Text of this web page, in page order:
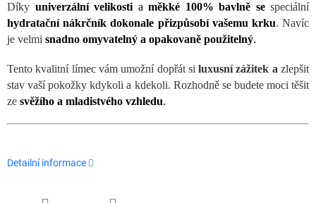
Díky univerzální velikosti a měkké 100% bavlně se speciální
hydratační nákrčník dokonale přizpůsobí vašemu krku. Navíc
je velmi snadno omyvatelný a opakovaně použitelný.
Tento kvalitní límec vám umožní dopřát siluxusní zážitek azlepšit
stav vaší pokožky kdykoli a kdekoli. Rozhodně se budete moci těšit
ze svěžího a mladistvého vzhledu.
Detailní informace